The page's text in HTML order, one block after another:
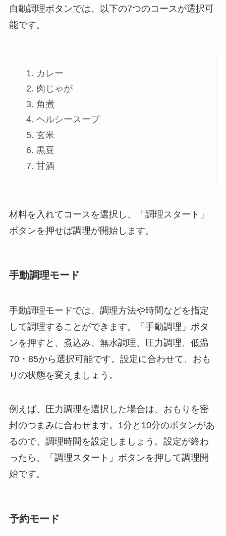
自動調理ボタンでは、以下の7つのコースが選択可
能です。
カレー
肉じゃが
角煮
ヘルシースープ
玄米
黒豆
甘酒
材料を入れてコースを選択し、「調理スタート」
ボタンを押せば調理が開始します。
手動調理モード
手動調理モードでは、調理方法や時間などを指定
して調理することができます。
「手動調理」ボタ
ンを押すと、煮込み、無水調理、圧力調理、低温
70・85から選択可能です。設定に合わせて、おも
りの状態を変えましょう。
例えば、圧力調理を選択した場合は、おもりを密
封のつまみに合わせます。1分と10分のボタンがあ
るので、調理時間を設定しましょう。設定が終わ
ったら、「調理スタート」ボタンを押して調理開
始です。
予約モード